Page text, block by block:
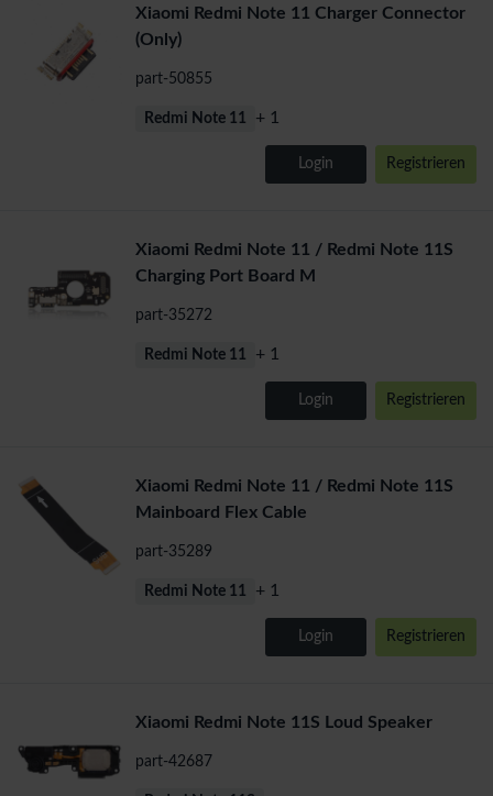
Xiaomi Redmi Note 11 Charger Connector
(Only)
part-50855
Redmi Note 11 + 1
Login Registrieren
Xiaomi Redmi Note 11 / Redmi Note 11S
Charging Port Board M
part-35272
Redmi Note 11 + 1
Login Registrieren
Xiaomi Redmi Note 11 / Redmi Note 11S
Mainboard Flex Cable
part-35289
Redmi Note 11 + 1
Login Registrieren
Xiaomi Redmi Note 11S Loud Speaker
part-42687